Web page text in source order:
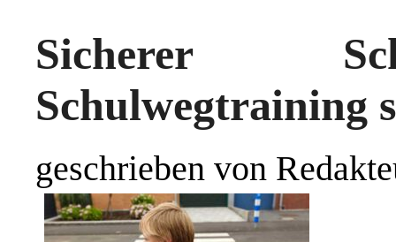
Sicherer
Schulwegtraining
geschrieben von